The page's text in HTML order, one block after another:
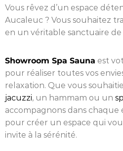
Vous rêvez d’un espace
Aucaleuc ? Vous souhaitez
en un véritable sanctuaire
Showroom Spa Sauna est
pour réaliser toutes vos
relaxation. Que vous
jacuzzi, un hammam ou un
accompagnons dans
pour créer un espace qui
invite à la sérénité.